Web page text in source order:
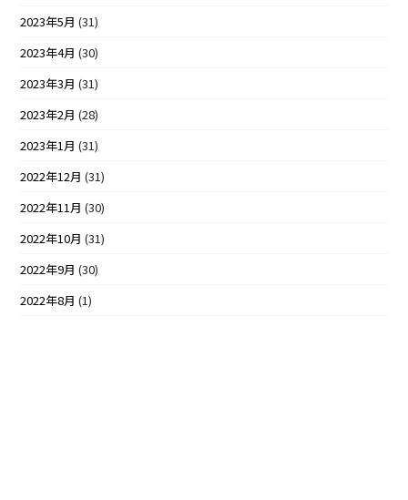
2023年5月 (31)
2023年4月 (30)
2023年3月 (31)
2023年2月 (28)
2023年1月 (31)
2022年12月 (31)
2022年11月 (30)
2022年10月 (31)
2022年9月 (30)
2022年8月 (1)